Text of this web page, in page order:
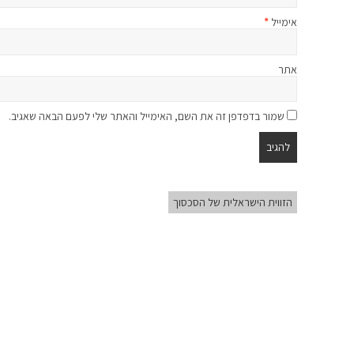
אימייל *
אתר
שמור בדפדפן זה את השם, האימייל והאתר שלי לפעם הבאה שאגיב.
הזווית הישראלית של הסכסוך